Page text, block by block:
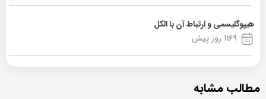
هیپوگلیسمی و ارتباط آن با الکل
1169 روز پیش
مطالب مشابه